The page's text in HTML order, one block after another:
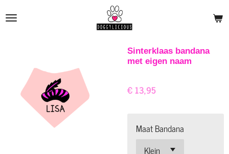
direct
Sinterklaas bandana
met eigen naam
€ 13,95
Maat Bandana